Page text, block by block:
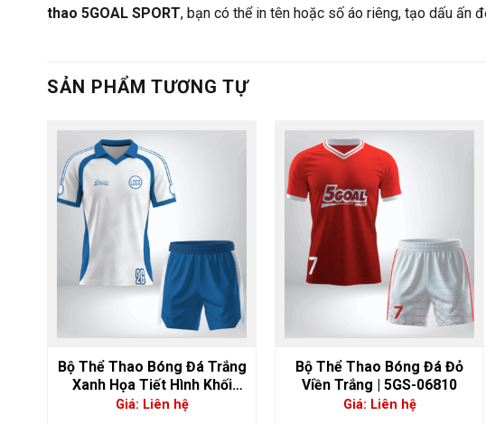
thao 5GOAL SPORT, bạn có thể in tên hoặc số áo riêng, tạo dấu ấn
SẢN PHẨM TƯƠNG TỰ
Bộ Thể Thao Bóng Đá Trắng
Xanh Họa Tiết Hình Khối
Năng Động | 5GS-06823
Giá: Liên hệ
Bộ Thể Thao Bóng Đá Đỏ
Viền Trắng | 5GS-06810
Giá: Liên hệ